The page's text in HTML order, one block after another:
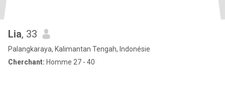
Lia, 33
Palangkaraya, Kalimantan Tengah, Indonésie
Cherchant: Homme 27 - 40